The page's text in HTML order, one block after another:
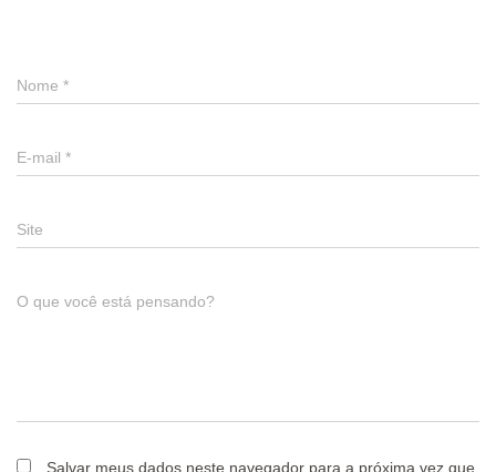
Nome *
E-mail *
Site
O que você está pensando?
Salvar meus dados neste navegador para a próxima vez que